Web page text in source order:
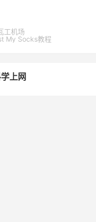
工机场
My Socks教程
上网